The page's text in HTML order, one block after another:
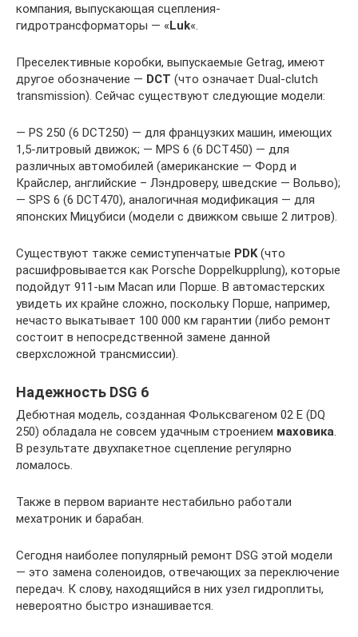
компания, выпускающая сцепления-
гидротрансформаторы — «Luk«.
Преселективные коробки, выпускаемые Getrag, имеют
другое обозначение — DCT (что означает Dual-clutch
transmission). Сейчас существуют следующие модели:
— PS 250 (6 DCT250) — для французких машин, имеющих
1,5-литровый движок; — MPS 6 (6 DCT450) — для
различных автомобилей (американские — Форд и
Крайслер, английские – Лэндроверу, шведские — Вольво);
— SPS 6 (6 DCT470), аналогичная модификация — для
японских Мицубиси (модели с движком свыше 2 литров).
Существуют также семиступенчатые PDK(что
расшифровывается как Porsche Doppelkupplung), которые
подойдут 911-ым Macan или Порше. В автомастерских
увидеть их крайне сложно, поскольку Порше, например,
нечасто выкатывает 100 000 км гарантии (либо ремонт
состоит в непосредственной замене данной
сверхсложной трансмиссии).
Надежность DSG 6
Дебютная модель, созданная Фольксвагеном 02 Е (DQ
250) обладала не совсем удачным строением маховика.
В результате двухпакетное сцепление регулярно
ломалось.
Также в первом варианте нестабильно работали
мехатроник и барабан.
Сегодня наиболее популярный ремонт DSG этой модели
— это замена соленоидов, отвечающих за переключение
передач. К слову, находящийся в них узел гидроплиты,
невероятно быстро изнашивается.